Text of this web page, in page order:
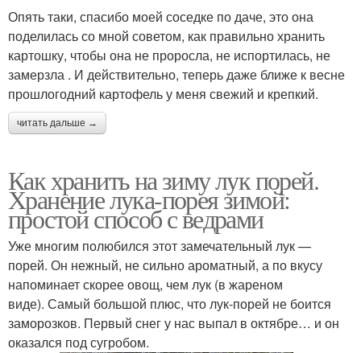
Опять таки, спасибо моей соседке по даче, это она
поделилась со мной советом, как правильно хранить
картошку, чтобы она не проросла, не испортилась, не
замерзла . И действительно, теперь даже ближе к весне
прошлогодний картофель у меня свежий и крепкий.
читать дальше →
Как хранить на зиму лук порей.
Хранение лука-порея зимой:
простой способ с ведрами
Уже многим полюбился этот замечательный лук —
порей. Он нежный, не сильно ароматный, а по вкусу
напоминает скорее овощ, чем лук (в жареном
виде). Самый большой плюс, что лук-порей не боится
заморозков. Первый снег у нас выпал в октябре… и он
оказался под сугробом.